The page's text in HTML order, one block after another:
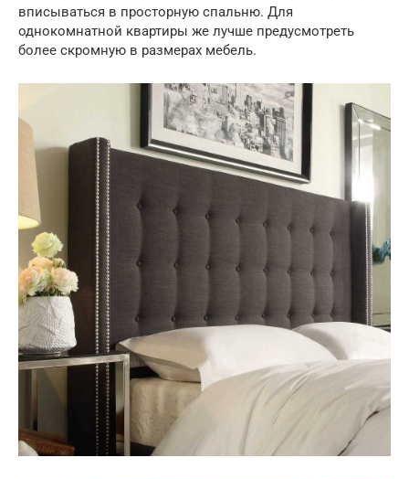
вписываться в просторную спальню. Для
однокомнатной квартиры же лучше предусмотреть
более скромную в размерах мебель.